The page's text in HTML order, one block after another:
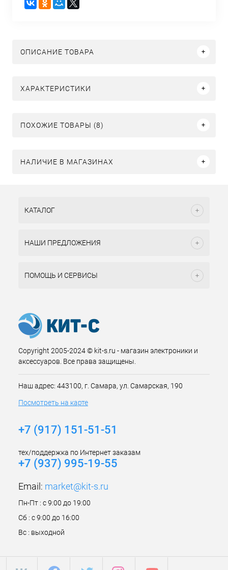
ОПИСАНИЕ ТОВАРА
ХАРАКТЕРИСТИКИ
ПОХОЖИЕ ТОВАРЫ (8)
НАЛИЧИЕ В МАГАЗИНАХ
КАТАЛОГ
НАШИ ПРЕДЛОЖЕНИЯ
ПОМОЩЬ И СЕРВИСЫ
Copyright 2005-2024 © kit-s.ru - магазин электроники и
аксессуаров. Все права защищены.
Наш адрес: 443100, г. Самара, ул. Самарская, 190
Посмотреть на карте
+7 (917) 151-51-51
тех/поддержка по Интернет заказам
+7 (937) 995-19-55
Email: market@kit-s.ru
Пн-Пт : с 9:00 до 19:00
Сб : с 9:00 до 16:00
Вс : выходной